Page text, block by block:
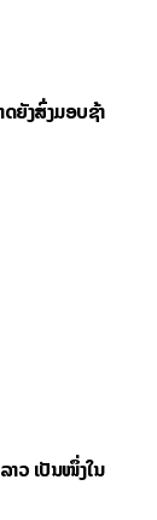
ຍັງສົ່ງມອບຊ້າ
າວ ເປັນໜຶ່ງໃນ